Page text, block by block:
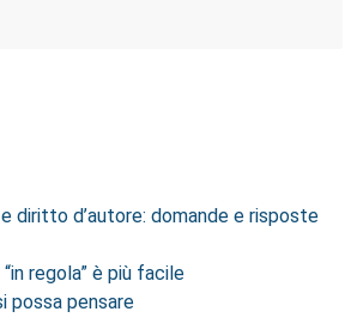
diritto d’autore: domande e risposte
regola” è più facile
possa pensare